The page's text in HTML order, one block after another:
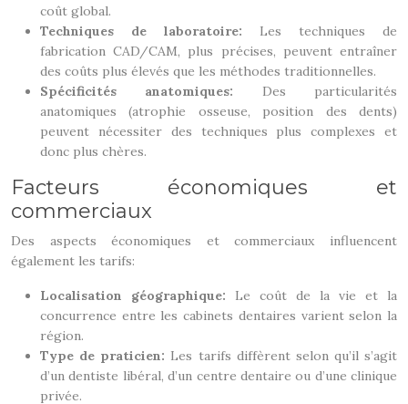
coût global.
Techniques de laboratoire: Les techniques de
fabrication CAD/CAM, plus précises, peuvent entraîner
des coûts plus élevés que les méthodes traditionnelles.
Spécificités anatomiques: Des particularités
anatomiques (atrophie osseuse, position des dents)
peuvent nécessiter des techniques plus complexes et
donc plus chères.
Facteurs économiques et
commerciaux
Des aspects économiques et commerciaux influencent
également les tarifs:
Localisation géographique: Le coût de la vie et la
concurrence entre les cabinets dentaires varient selon la
région.
Type de praticien: Les tarifs diffèrent selon qu’il s’agit
d’un dentiste libéral, d’un centre dentaire ou d’une clinique
privée.